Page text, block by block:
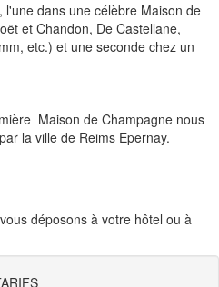
dans une célèbre Maison de
et Chandon, De Castellane,
etc.) et une seconde chez un
Maison de Champagne nous
la ville de Reims Epernay.
déposons à votre hôtel ou à